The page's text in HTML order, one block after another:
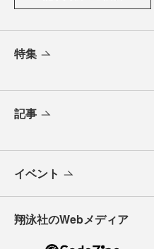
特集
記事
イベント
翔泳社のWebメディア